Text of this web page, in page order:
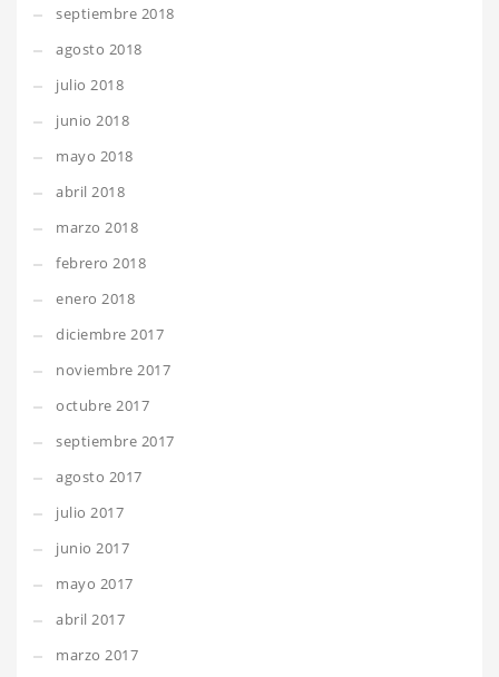
septiembre 2018
agosto 2018
julio 2018
junio 2018
mayo 2018
abril 2018
marzo 2018
febrero 2018
enero 2018
diciembre 2017
noviembre 2017
octubre 2017
septiembre 2017
agosto 2017
julio 2017
junio 2017
mayo 2017
abril 2017
marzo 2017